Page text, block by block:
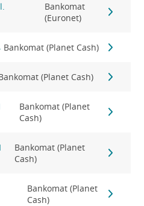
Bankomat
(Euronet)
Bankomat (Planet Cash)
(Planet Cash)
Bankomat (Planet
Cash)
Bankomat (Planet
Cash)
Bankomat (Planet
Cash)